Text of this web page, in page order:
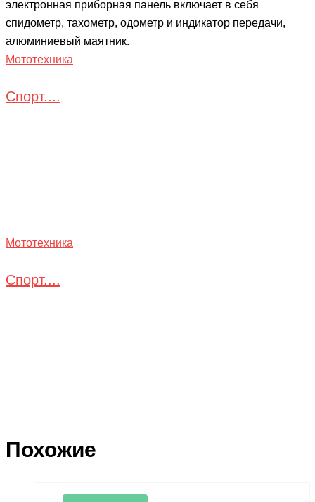
электронная приборная панель включает в себя
спидометр, тахометр, одометр и индикатор передачи,
алюминиевый маятник.
Мототехника
Спорт....
Мототехника
Спорт....
Похожие